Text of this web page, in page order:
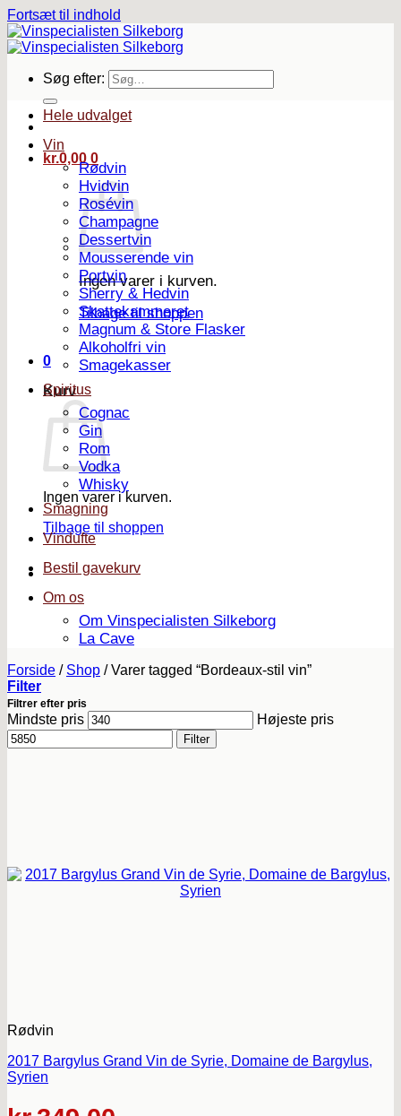
Fortsæt til indhold
Søg efter:
kr.0,00 0
Ingen varer i kurven.
Tilbage til shoppen
0
Kurv
Ingen varer i kurven.
Tilbage til shoppen
Hele udvalget
Vin
Rødvin
Hvidvin
Rosévin
Champagne
Dessertvin
Mousserende vin
Portvin
Sherry & Hedvin
Skattekammeret
Magnum & Store Flasker
Alkoholfri vin
Smagekasser
Spiritus
Cognac
Gin
Rom
Vodka
Whisky
Smagning
Vindufte
Bestil gavekurv
Om os
Om Vinspecialisten Silkeborg
La Cave
Forside / Shop /Varer tagged “Bordeaux-stil vin”
Filter
Filtrer efter pris
Mindste pris Højeste pris
Filter
Rødvin
2017 Bargylus Grand Vin de Syrie, Domaine de Bargylus,
Syrien